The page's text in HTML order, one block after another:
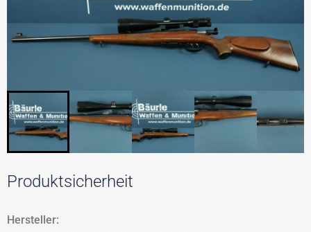
Produktsicherheit
Hersteller: